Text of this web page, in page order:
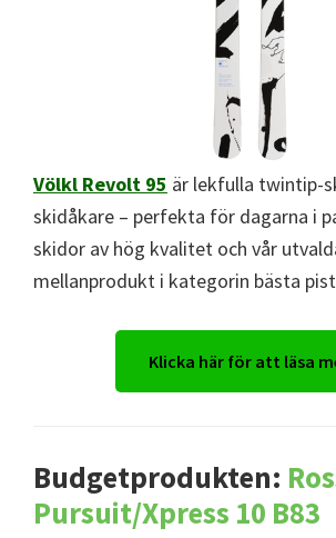
Völkl Revolt 95 är lekfulla twintip-
skidåkare – perfekta för dagarna i
skidor av hög kvalitet och vår
mellanprodukt i kategorin bästa
Klicka här för att läsa
Budgetprodukten:
Pursuit/Xpress 10 B83